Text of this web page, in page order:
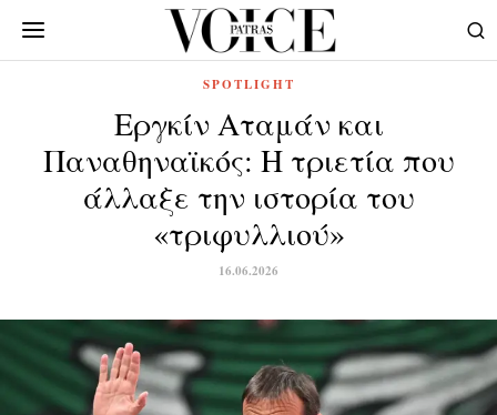
SPOTLIGHT
Εργκίν Αταμάν και
Παναθηναϊκός: Η τριετία που
άλλαξε την ιστορία του
«τριφυλλιού»
16.06.2026